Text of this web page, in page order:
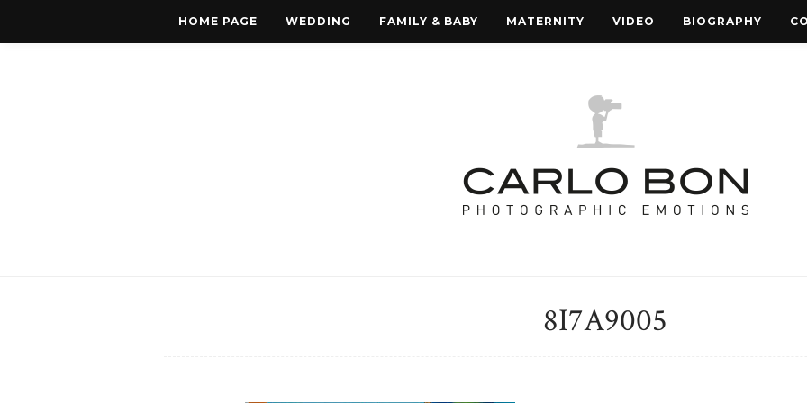
HOME PAGE WEDDING FAMILY & BABY MATERNITY VIDEO BIOGRAPHY
8I7A9005